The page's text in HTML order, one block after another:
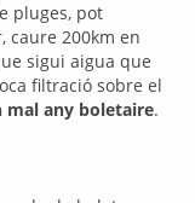
pluges, pot
caure 200km en
sigui aigua que
filtració sobre el
mal any boletaire.